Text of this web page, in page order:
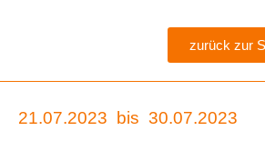
zurück zur
21.07.2023 bis 30.07.2023